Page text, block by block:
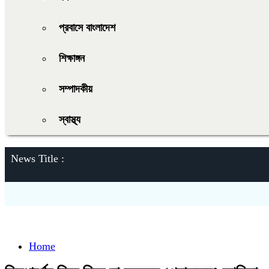
প্রবাসে বাংলাদেশ
শিক্ষাঙ্গন
সম্পাদকীয়
স্বাস্থ্য
News Title :
Home